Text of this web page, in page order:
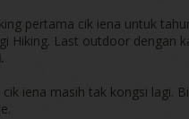
pertama cik iena untuk
Hiking. Last outdoor dengan
iena masih tak kongsi lagi.